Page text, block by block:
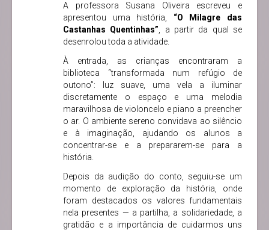
A professora Susana Oliveira escreveu e
apresentou uma história, “O Milagre das
Castanhas Quentinhas” , a partir da qual se
desenrolou toda a atividade.
À entrada, as crianças encontraram a
biblioteca “transformada num refúgio de
outono”: luz suave, uma vela a iluminar
discretamente o espaço e uma melodia
maravilhosa de violoncelo e piano a preencher
o ar. O ambiente sereno convidava ao silêncio
e à imaginação, ajudando os alunos a
concentrar-se e a prepararem-se para a
história.
Depois da audição do conto, seguiu-se um
momento de exploração da história, onde
foram destacados os valores fundamentais
nela presentes — a partilha, a solidariedade, a
gratidão e a importância de cuidarmos uns